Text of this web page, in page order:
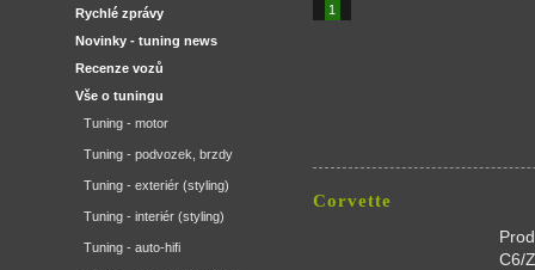
1
Corvette
C6/
Rychlé zprávy
Novinky - tuning news
Recenze vozů
Vše o tuningu
Tuning - motor
Tuning - podvozek, brzdy
Tuning - exteriér (styling)
Tuning - interiér (styling)
Tuning - auto-hifi